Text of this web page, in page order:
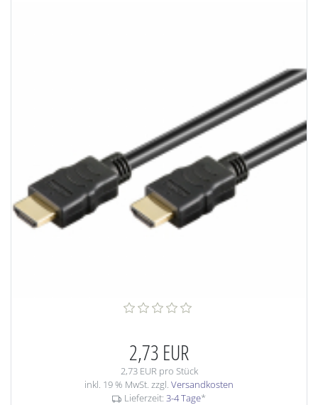
2,73 EUR
2,73 EUR pro Stück
inkl. 19 % MwSt. zzgl. Versandkosten
Lieferzeit: 3-4 Tage*